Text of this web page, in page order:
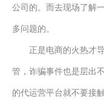
公司的。 而去现场了解
多问题的。
正是电商的火热才
管，诈骗事件也是层出
的代运营平台就不要接